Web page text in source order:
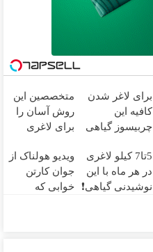
برای لاغر شدن
کافیه این
چربیسوز گیاهی
بدی(50%تخفیف
تا امشب)
متخصصین این
روش آسان را
برای لاغری
معرفی کردند
5تا7 کیلو لاغری
در هر ماه با این
نوشیدنی گیاهی❗
ویدیو هولناک از
جوان کارتن
خوابی که